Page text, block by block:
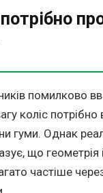
помилково
коліс
гуми. Однак
що геометрія
частіше